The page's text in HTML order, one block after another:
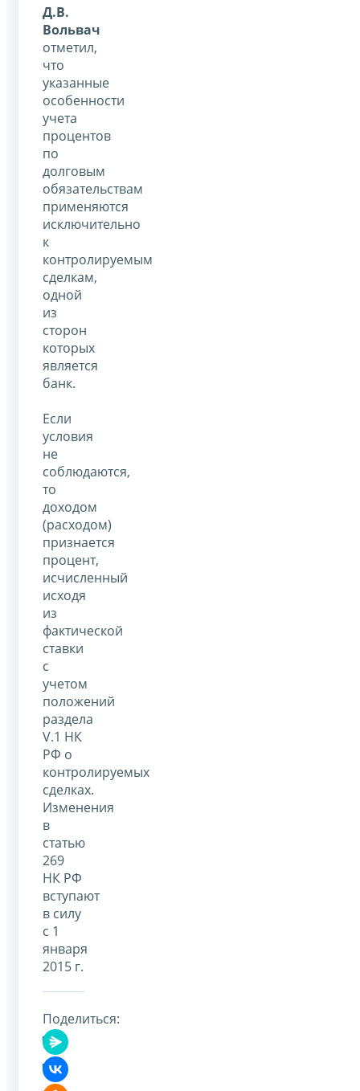
Д.В.
Вольвач
отметил,
что
указанные
особенности
учета
процентов
по
долговым
обязательствам
применяются
исключительно
к
контролируемым
сделкам,
одной
из
сторон
которых
является
банк.
Если
условия
не
соблюдаются,
то
доходом
(расходом)
признается
процент,
исчисленный
исходя
из
фактической
ставки
с
учетом
положений
раздела
V.1 НК
РФ о
контролируемых
сделках.
Изменения
в
статью
269
НК РФ
вступают
в силу
с 1
января
2015 г.
Поделиться: